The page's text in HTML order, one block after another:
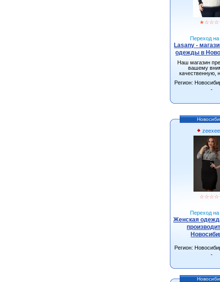
★☆☆☆
Переход на
Lasany -
одежды в
Наш магазин
вашему
качественную,
Регион:
-
☆☆☆☆
Переход на
Женская
Регион:
-